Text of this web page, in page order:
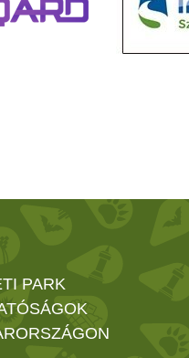
PARK